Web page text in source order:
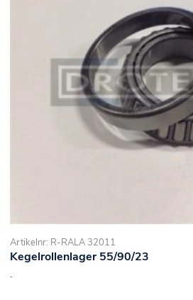
Artikelnr: R-RALA 32011
Kegelrollenlager 55/90/23